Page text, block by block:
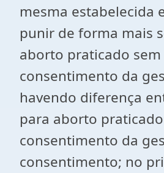
mesma estabelecida
punir de forma mais
aborto praticado sem
consentimento da
havendo diferença
para aborto
consentimento da
consentimento; no